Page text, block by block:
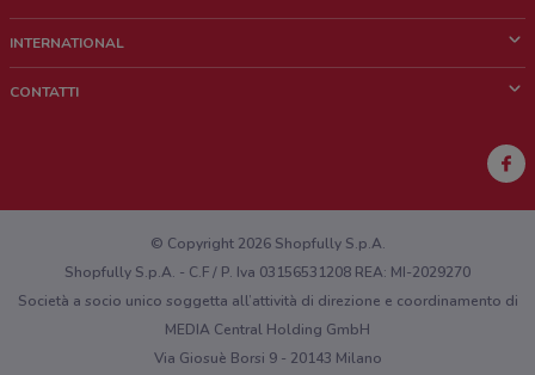
Chi siamo
Lavora con noi
Richieste commerciali e marketing
INTERNATIONAL
CONTATTI
Hai un malfunzionamento sul web o sull'app?
© Copyright 2026 Shopfully S.p.A.
Shopfully S.p.A. - C.F / P. Iva 03156531208 REA: MI-2029270
Società a socio unico soggetta all’attività di direzione e coordinamento di
MEDIA Central Holding GmbH
Via Giosuè Borsi 9 - 20143 Milano